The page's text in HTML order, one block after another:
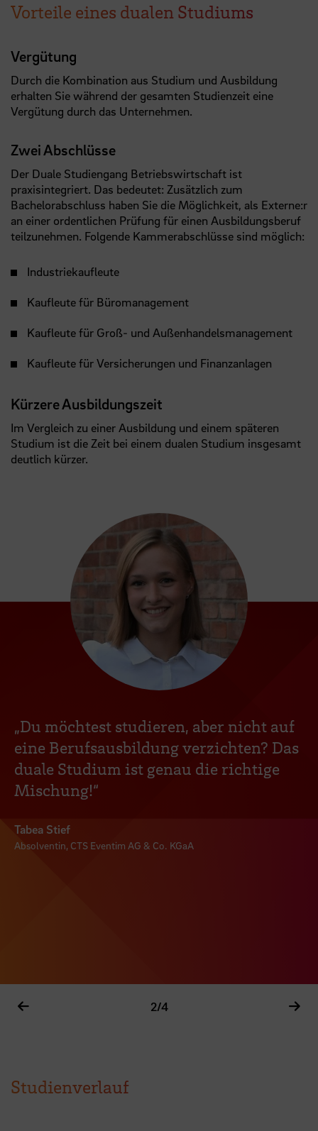
Vorteile eines dualen Studiums
Vergütung
Durch die Kombination aus Studium und Ausbildung
erhalten Sie während der gesamten Studienzeit eine
Vergütung durch das Unternehmen.
Zwei Abschlüsse
Der Duale Studiengang Betriebswirtschaft ist
praxisintegriert. Das bedeutet: Zusätzlich zum
Bachelorabschluss haben Sie die Möglichkeit, als Externe:r
an einer ordentlichen Prüfung für einen Ausbildungsberuf
teilzunehmen. Folgende Kammerabschlüsse sind möglich:
Industriekaufleute
Kaufleute für Büromanagement
Kaufleute für Groß- und Außenhandelsmanagement
Kaufleute für Versicherungen und Finanzanlagen
Kürzere Ausbildungszeit
Im Vergleich zu einer Ausbildung und einem späteren
Studium ist die Zeit bei einem dualen Studium insgesamt
deutlich kürzer.
„Du möchtest studieren, aber nicht auf
eine Berufsausbildung verzichten? Das
duale Studium ist genau die richtige
Mischung!“
Tabea Stief
Absolventin, CTS Eventim AG & Co. KGaA
2/4
Studienverlauf